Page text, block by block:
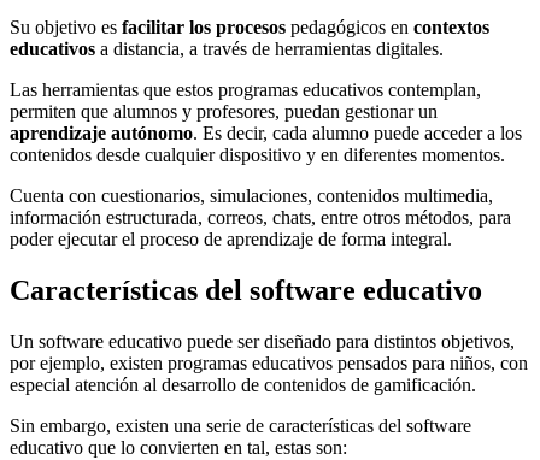
Su objetivo es facilitar los procesos pedagógicos en contextos
educativos a distancia, a través de herramientas digitales.
Las herramientas que estos programas educativos contemplan,
permiten que alumnos y profesores, puedan gestionar un
aprendizaje autónomo. Es decir, cada alumno puede acceder a los
contenidos desde cualquier dispositivo y en diferentes momentos.
Cuenta con cuestionarios, simulaciones, contenidos multimedia,
información estructurada, correos, chats, entre otros métodos, para
poder ejecutar el proceso de aprendizaje de forma integral.
Características del software educativo
Un software educativo puede ser diseñado para distintos objetivos,
por ejemplo, existen programas educativos pensados para niños, con
especial atención al desarrollo de contenidos de gamificación.
Sin embargo, existen una serie de características del software
educativo que lo convierten en tal, estas son: